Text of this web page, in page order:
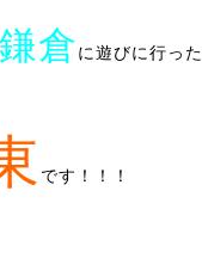
鎌倉に遊びに行った
です！！！